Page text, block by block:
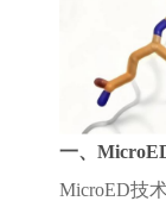
一、
MicroED技